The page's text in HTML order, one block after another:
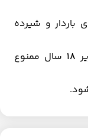
و شیرده
18 سال ممنوع